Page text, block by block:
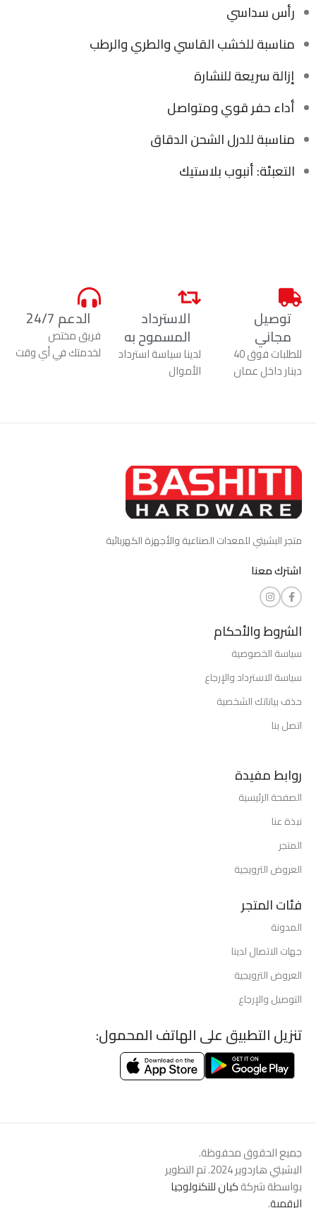
رأس سداسي
مناسبة للخشب القاسي والطري والرطب
إزالة سريعة للنشارة
أداء حفر قوي ومتواصل
مناسبة للدرل الشحن الدقاق
التعبئة: أنبوب بلاستيك
توصيل
مجاني
للطلبات فوق 40
دينار داخل عمان
الاسترداد
المسموح به
لدينا سياسة استرداد
الأموال
الدعم 24/7
فريق مختص
لخدمتك في أي وقت
متجر البشيتي للمعدات الصناعية والأجهزة الكهربائية
اشترك معنا
الشروط والأحكام
سياسة الخصوصية
سياسة الاسترداد والإرجاع
حذف بياناتك الشخصية
اتصل بنا
روابط مفيدة
الصفحة الرئيسية
نبذة عنا
المتجر
العروض الترويجية
فئات المتجر
المدونة
جهات الاتصال لدينا
العروض الترويجية
التوصيل والإرجاع
تنزيل التطبيق على الهاتف المحمول:
جميع الحقوق محفوظة.
البشيتي هاردوير 2024. تم التطوير
بواسطة شركةكيان للتكنولوجيا
الرقمية.